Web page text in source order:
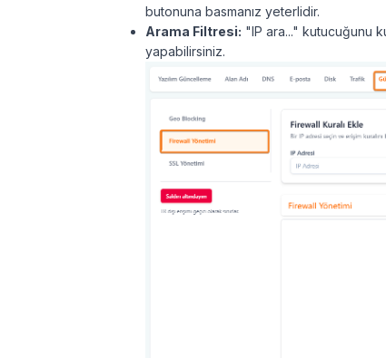
butonuna basmanız yeterlidir.
Arama Filtresi: "IP ara..." kutucuğunu
yapabilirsiniz.